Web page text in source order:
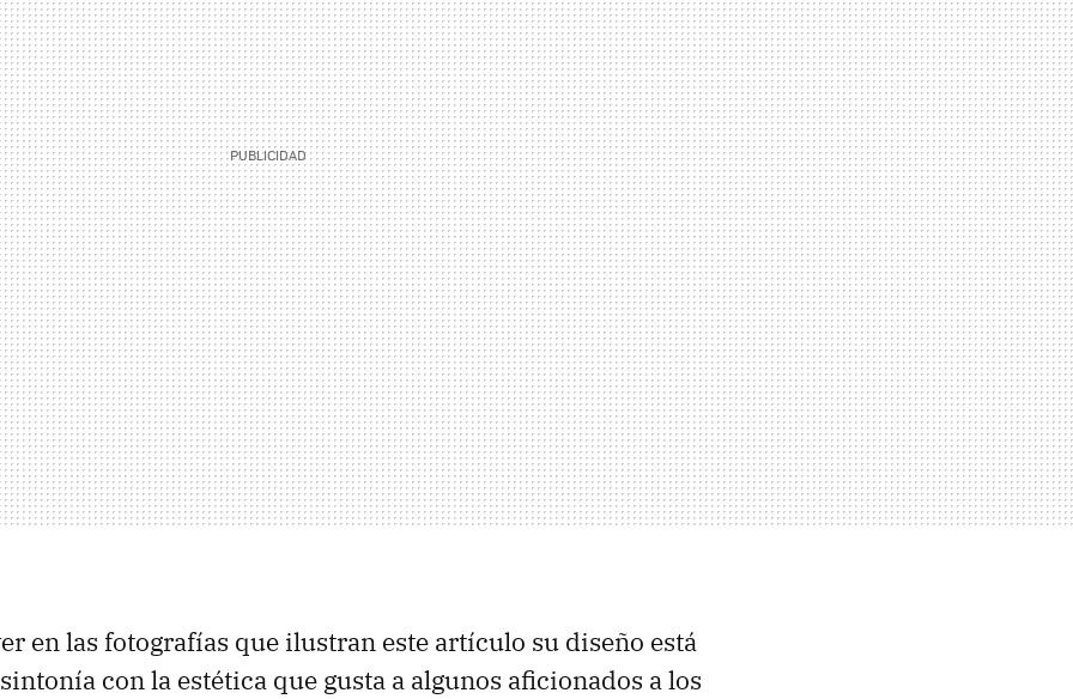
en las fotografías que ilustran este artículo su diseño está
con la estética que gusta a algunos aficionados a los